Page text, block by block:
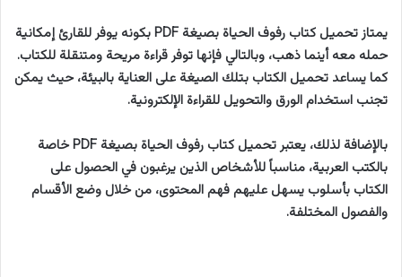
يمتاز تحميل كتاب رفوف الحياة بصيغة PDF بكونه يوفر للقارئ إمكانية
حمله معه أينما ذهب، وبالتالي فإنها توفر قراءة مريحة ومتنقلة للكتاب.
كما يساعد تحميل الكتاب بتلك الصيغة على العناية بالبيئة، حيث يمكن
تجنب استخدام الورق والتحويل للقراءة الإلكترونية.
بالإضافة لذلك، يعتبر تحميل كتاب رفوف الحياة بصيغة PDF خاصة
بالكتب العربية، مناسباً للأشخاص الذين يرغبون في الحصول على
الكتاب بأسلوب يسهل عليهم فهم المحتوى، من خلال وضع الأقسام
والفصول المختلفة.